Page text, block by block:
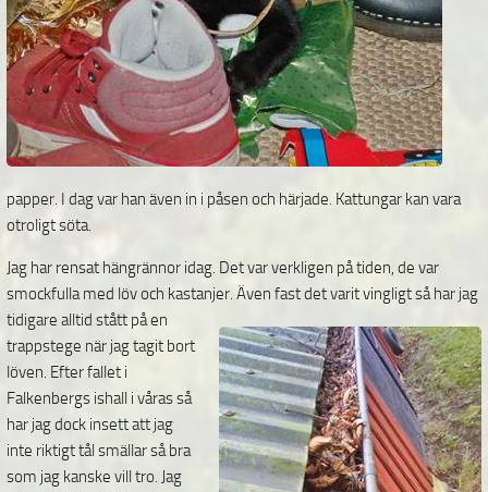
papper. I dag var han även in i påsen och härjade. Kattungar kan vara
otroligt söta.
Jag har rensat hängrännor idag. Det var verkligen på tiden, de var
smockfulla med löv och kastanjer. Även fast det varit vingligt så har jag
tidigare alltid stått på en
trappstege när jag tagit bort
löven. Efter fallet i
Falkenbergs ishall i våras så
har jag dock insett att jag
inte riktigt tål smällar så bra
som jag kanske vill tro. Jag